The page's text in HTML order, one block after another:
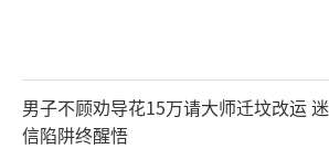
男子不顾劝导花15万请大师迁坟改运 迷
信陷阱终醒悟